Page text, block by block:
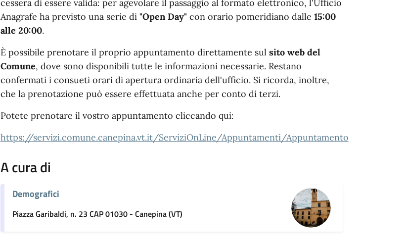
cesserà di essere valida: per agevolare il passaggio al formato elettronico, l'Ufficio
Anagrafe ha previsto una serie di "Open Day" con orario pomeridiano dalle 15:00
alle 20:00.
È possibile prenotare il proprio appuntamento direttamente sul sito web del
Comune, dove sono disponibili tutte le informazioni necessarie. Restano
confermati i consueti orari di apertura ordinaria dell'ufficio. Si ricorda, inoltre,
che la prenotazione può essere effettuata anche per conto di terzi.
Potete prenotare il vostro appuntamento cliccando qui:
https://servizi.comune.canepina.vt.it/ServiziOnLine/Appuntamenti/Appuntamento
A cura di
Demografici
Piazza Garibaldi, n. 23 CAP 01030 - Canepina (VT)